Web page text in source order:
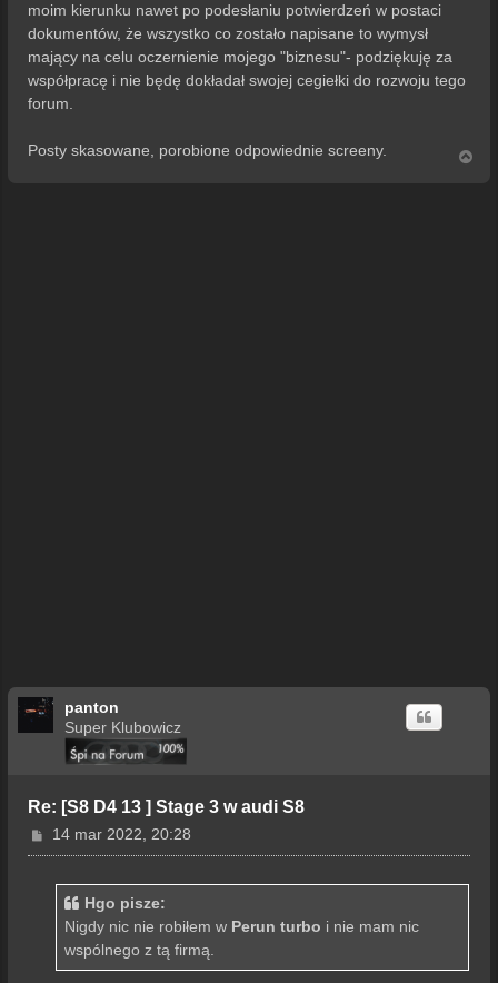
moim kierunku nawet po podesłaniu potwierdzeń w postaci
dokumentów, że wszystko co zostało napisane to wymysł
mający na celu oczernienie mojego "biznesu"- podziękuję za
współpracę i nie będę dokładał swojej cegiełki do rozwoju tego
forum.
Posty skasowane, porobione odpowiednie screeny.
panton
Super Klubowicz
Re: [S8 D4 13 ] Stage 3 w audi S8
P
o
14 mar 2022, 20:28
Hgo pisze:
Nigdy nic nie robiłem w Perun turbo i nie mam nic
wspólnego z tą firmą.